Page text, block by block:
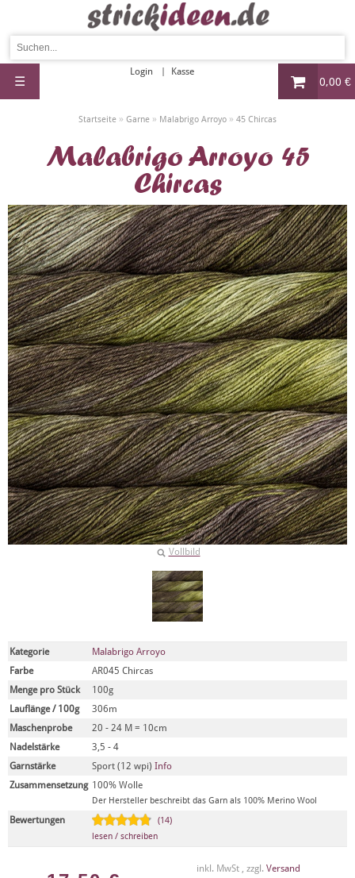
0,00 €
Login Kasse
☰
Startseite » Garne » Malabrigo Arroyo » 45 Chircas
Malabrigo Arroyo 45
Chircas
Vollbild
Kategorie
Malabrigo Arroyo
Farbe
AR045 Chircas
Menge pro Stück
100g
Lauflänge / 100g
306m
Maschenprobe
20 - 24 M = 10cm
Nadelstärke
3,5 - 4
Garnstärke
Sport (12 wpi) Info
Zusammensetzung 100% Wolle
Der Hersteller beschreibt das Garn als 100% Merino Wool
Bewertungen
(14)
lesen / schreiben
inkl. MwSt , zzgl. Versand